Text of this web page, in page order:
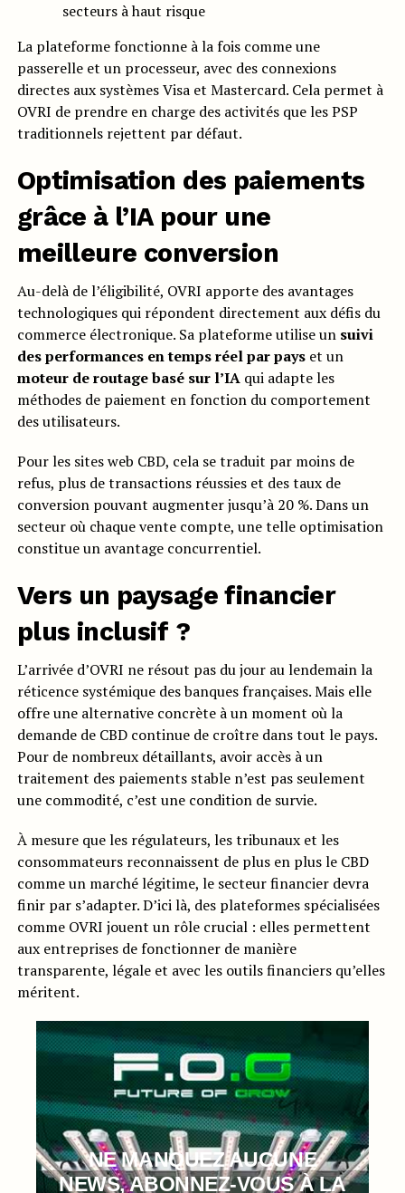
secteurs à haut risque
La plateforme fonctionne à la fois comme une
passerelle et un processeur, avec des connexions
directes aux systèmes Visa et Mastercard. Cela permet à
OVRI de prendre en charge des activités que les PSP
traditionnels rejettent par défaut.
Optimisation des paiements
grâce à l’IA pour une
meilleure conversion
Au-delà de l’éligibilité, OVRI apporte des avantages
technologiques qui répondent directement aux défis du
commerce électronique. Sa plateforme utilise un suivi
des performances en temps réel par payset un
moteur de routage basé sur l’IAqui adapte les
méthodes de paiement en fonction du comportement
des utilisateurs.
Pour les sites web CBD, cela se traduit par moins de
refus, plus de transactions réussies et des taux de
conversion pouvant augmenter jusqu’à 20 %. Dans un
secteur où chaque vente compte, une telle optimisation
constitue un avantage concurrentiel.
Vers un paysage financier
plus inclusif ?
L’arrivée d’OVRI ne résout pas du jour au lendemain la
réticence systémique des banques françaises. Mais elle
offre une alternative concrète à un moment où la
demande de CBD continue de croître dans tout le pays.
Pour de nombreux détaillants, avoir accès à un
traitement des paiements stable n’est pas seulement
une commodité, c’est une condition de survie.
À mesure que les régulateurs, les tribunaux et les
consommateurs reconnaissent de plus en plus le CBD
comme un marché légitime, le secteur financier devra
finir par s’adapter. D’ici là, des plateformes spécialisées
comme OVRI jouent un rôle crucial : elles permettent
aux entreprises de fonctionner de manière
transparente, légale et avec les outils financiers qu’elles
méritent.
NE MANQUEZ AUCUNE
NEWS, ABONNEZ-VOUS À LA